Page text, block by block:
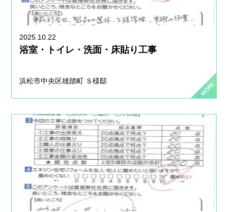
2025.10.22
浴室・トイレ・洗面・床貼り工事
浜松市中央区雄踏町 Ｓ様邸